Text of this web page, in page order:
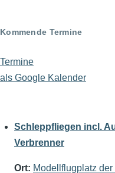
Kommende Termine
Termine
als Google Kalender
Schleppfliegen incl.
Verbrenner
Ort: Modellflugplatz der